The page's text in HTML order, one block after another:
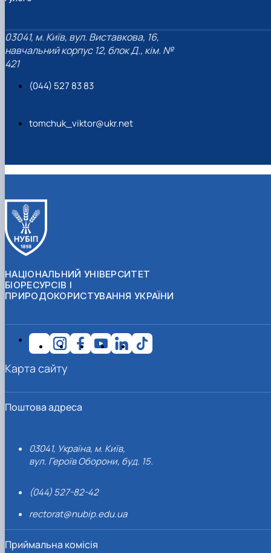
03041, м. Київ, вул. Виставкова, 16,
навчальний корпус 12, блок Д., кім. №
421
(044) 527 83 83
tomchuk_viktor@ukr.net
НАЦІОНАЛЬНИЙ УНІВЕРСИТЕТ
БІОРЕСУРСІВ І
ПРИРОДОКОРИСТУВАННЯ УКРАЇНИ
Поштова адреса
03041, Україна, м. Київ,
вул. Героїв Оборони, буд. 15.
(044) 527-82-42
rectorat@nubip.edu.ua
Приймальна комісія
Карта сайту